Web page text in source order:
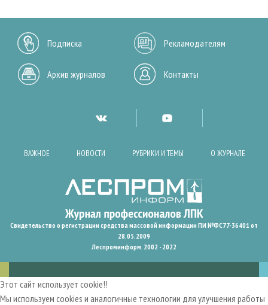
Подписка Рекламодателям
Архив журналов Контакты
ВАЖНОЕ НОВОСТИ РУБРИКИ И ТЕМЫ О ЖУРНАЛЕ
Свидетельство о регистрации средства массовой информации ПИ №ФС77-36401 от
28.05.2009
Леспроминформ. 2002 - 2022
Этот сайт использует cookie!!
Мы используем cookies и аналогичные технологии для улучшения работы